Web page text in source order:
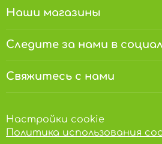
Наши магазины
Следите за нами в
Свяжитесь с нами
Настройки cookie
Политика использования